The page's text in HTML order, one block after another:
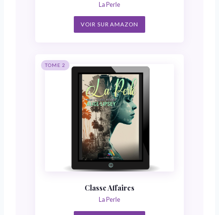
La Perle
VOIR SUR AMAZON
TOME 2
Classe Affaires
La Perle